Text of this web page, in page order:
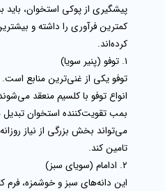
پیشگیری از پوکی استخوان، باید
کمترین فرآوری را داشته و
کرده‌اند.
۱. توفو (پنیر سویا)
توفو یکی از غنی‌ترین منابع
انواع توفو با کلسیم منعقد
بمب تقویت‌کننده استخوان
می‌تواند بخش بزرگی از نیاز
تامین کند.
۲. ادامام (سویای سبز)
این دانه‌های سبز و خوشمزه،